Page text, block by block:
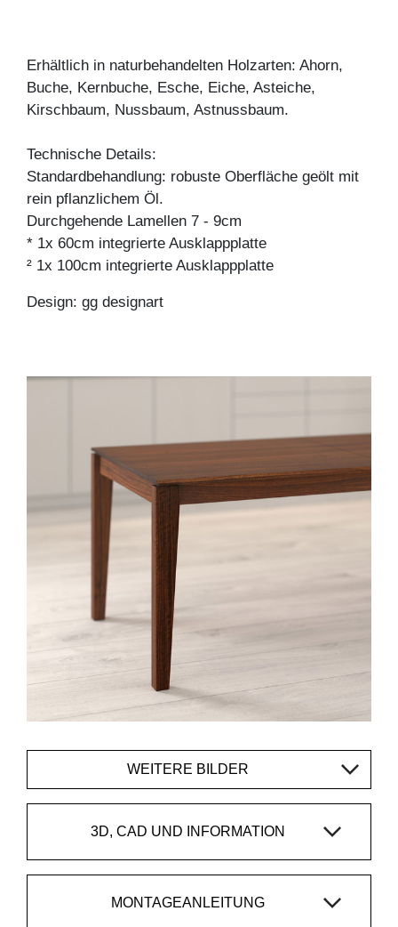
Erhältlich in naturbehandelten Holzarten: Ahorn,
Buche, Kernbuche, Esche, Eiche, Asteiche,
Kirschbaum, Nussbaum, Astnussbaum.
Technische Details:
Standardbehandlung: robuste Oberfläche geölt mit
rein pflanzlichem Öl.
Durchgehende Lamellen 7 - 9cm
* 1x 60cm integrierte Ausklappplatte
² 1x 100cm integrierte Ausklappplatte
Design: gg designart
WEITERE BILDER
3D, CAD UND INFORMATION
MONTAGEANLEITUNG